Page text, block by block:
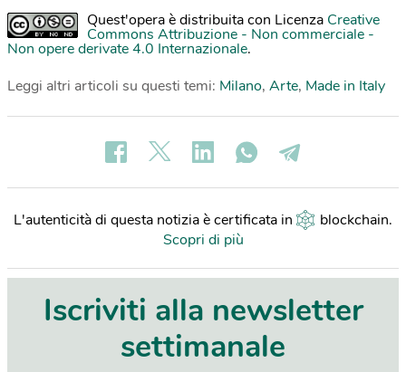
Quest'opera è distribuita con Licenza Creative
Commons Attribuzione - Non commerciale -
Non opere derivate 4.0 Internazionale.
Leggi altri articoli su questi temi: Milano, Arte, Made in Italy
L'autenticità di questa notizia è certificata in blockchain.
Scopri di più
Iscriviti alla newsletter
settimanale